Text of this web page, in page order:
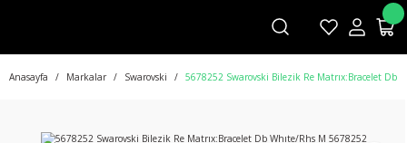
Anasayfa Markalar Swarovski 5678252 Swarovski Bilezik Re Matrıx:Bracelet Db